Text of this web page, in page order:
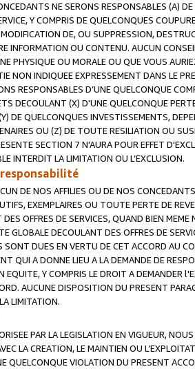
NE SERONS RESPONSABLES (A)
Y COMPRIS DE QUELCONQUES
DE, OU SUPPRESSION,
INFORMATION OU CONTENU. AUCUN
PHYSIQUE OU MORALE OU QUE VOUS
NON INDIQUEE EXPRESSEMENT DANS LE
RESPONSABLES D’UNE QUELCONQUE
DECOULANT (X) D'UNE QUELCONQUE
DE QUELCONQUES INVESTISSEMENTS,
OU (Z) DE TOUTE RESILIATION OU
SECTION 7 N'AURA POUR EFFET
INTERDIT LA LIMITATION OU L’EXCLUSION.
DE NOS AFFILIES OU DE NOS
EXEMPLAIRES OU TOUTE PERTE DE
OFFRES DE SERVICES, QUAND BIEN
GLOBALE DECOULANT DES OFFRES DE
SONT DUES EN VERTU DE CET ACCORD AU
QUI A DONNE LIEU A LA DEMANDE DE
EQUITE, Y COMPRIS LE DROIT A DEMANDER
AUCUNE DISPOSITION DU PRESENT
LIMITATION.
PAR LA LEGISLATION EN VIGUEUR,
LA CREATION, LE MAINTIEN OU
QUELCONQUE VIOLATION DU PRESENT